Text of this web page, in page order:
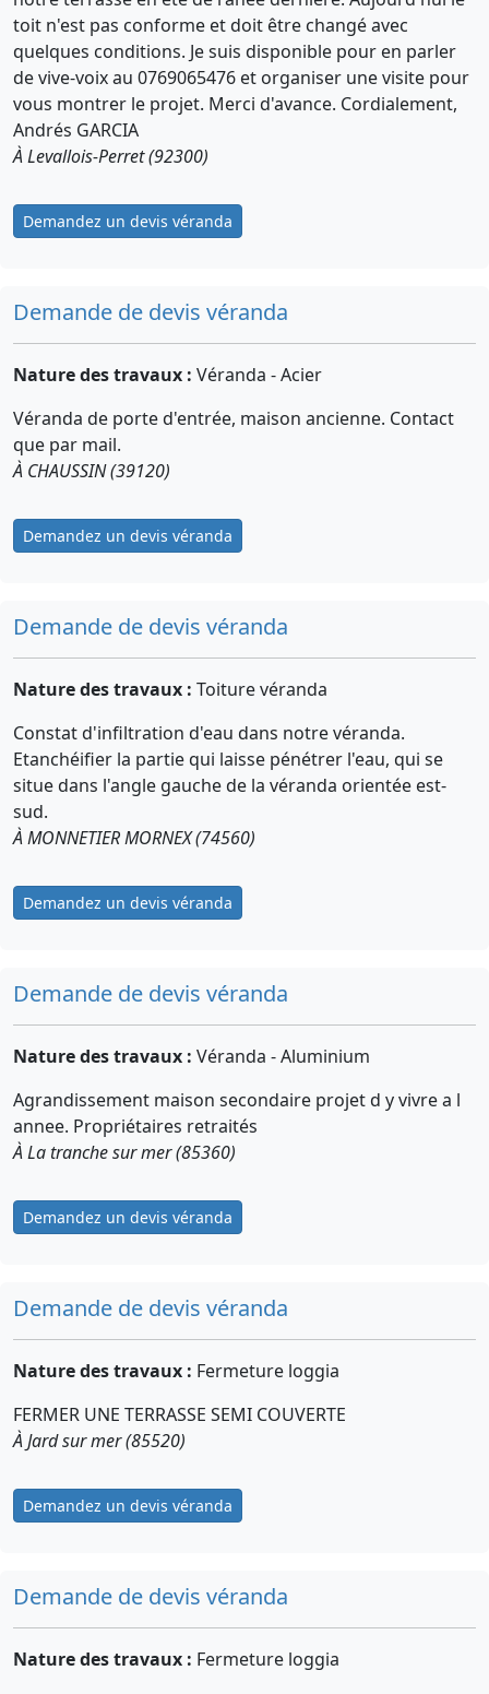
toit n'est pas conforme et doit être changé avec
quelques conditions. Je suis disponible pour en parler
de vive-voix au 0769065476 et organiser une visite pour
vous montrer le projet. Merci d'avance. Cordialement,
Andrés GARCIA
À Levallois-Perret (92300)
Demandez un devis véranda
Demande de devis véranda
Nature des travaux : Véranda - Acier
Véranda de porte d'entrée, maison ancienne. Contact
que par mail.
À CHAUSSIN (39120)
Demandez un devis véranda
Demande de devis véranda
Nature des travaux : Toiture véranda
Constat d'infiltration d'eau dans notre véranda.
Etanchéifier la partie qui laisse pénétrer l'eau, qui se
situe dans l'angle gauche de la véranda orientée est-
sud.
À MONNETIER MORNEX (74560)
Demandez un devis véranda
Demande de devis véranda
Nature des travaux : Véranda - Aluminium
Agrandissement maison secondaire projet d y vivre a l
annee. Propriétaires retraités
À La tranche sur mer (85360)
Demandez un devis véranda
Demande de devis véranda
Nature des travaux : Fermeture loggia
FERMER UNE TERRASSE SEMI COUVERTE
À Jard sur mer (85520)
Demandez un devis véranda
Demande de devis véranda
Nature des travaux : Fermeture loggia